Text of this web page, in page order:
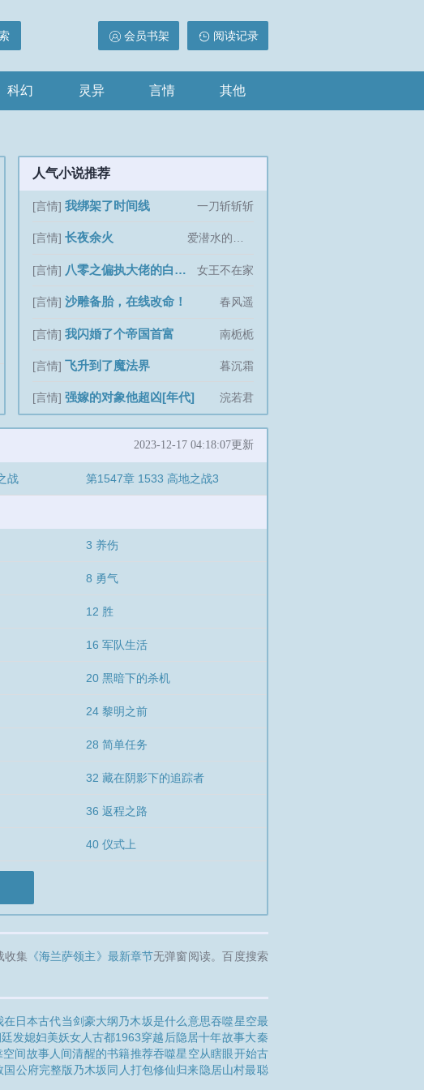
阅读记录
会员书架
科幻 灵异 言情 其他
人气小说推荐
[言情] 我绑架了时间线 一刀斩斩斩
[言情] 长夜余火 爱潜水的乌贼
[言情] 八零之偏执大佬的白月光重生了 女王不在家
[言情] 沙雕备胎，在线改命！ 春风遥
[言情] 我闪婚了个帝国首富 南栀栀
[言情] 飞升到了魔法界 暮沉霜
[言情] 强嫁的对象他超凶[年代] 浣若君
2023-12-17 04:18:07更新
战 第1547章 1533 高地之战3
3 养伤
8 勇气
12 胜
16 军队生活
20 黑暗下的杀机
24 黎明之前
28 简单任务
32 藏在阴影下的追踪者
36 返程之路
40 仪式上
收集 《海兰萨领主》最新章节无弹窗阅读。百度搜索
在日本古代当剑豪大纲乃木坂是什么意思吞噬星空最
发媳妇美妖女人古都1963穿越后隐居十年故事大秦
空间故事人间清醒的书籍推荐吞噬星空从瞎眼开始古
国公府完整版乃木坂同人打包修仙归来隐居山村最聪